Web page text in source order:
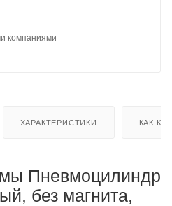
компаниями
ХАРАКТЕРИСТИКИ КАК
Пневмоцилиндр
без магнита,